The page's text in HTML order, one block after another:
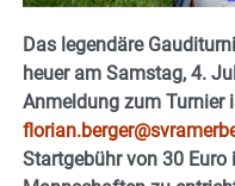
Das legendäre
heuer am Samstag, 4.
Anmeldung zum Turnier
Startgebühr von 30 Euro